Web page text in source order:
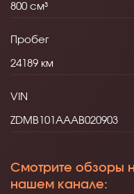
800
Пробег
24189
VIN
ZDMB101AAAB020903
Смотрите обзоры
нашем канале: